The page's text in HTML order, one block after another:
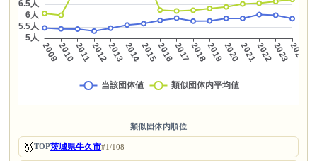
類似団体内順位
🥇TOP茨城県牛久市#1/108